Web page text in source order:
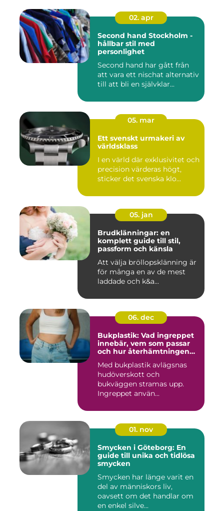
02. apr
Second hand Stockholm -
hållbar stil med
personlighet
Second hand har gått från
att vara ett nischat alternativ
till att bli en självklar...
05. mar
Ett svenskt urmakeri av
världsklass
I en värld där exklusivitet och
precision värderas högt,
sticker det svenska klo...
05. jan
Brudklänningar: en
komplett guide till stil,
passform och känsla
Att välja bröllopsklänning är
för många en av de mest
laddade och k&a...
06. dec
Bukplastik: Vad ingreppet
innebär, vem som passar
och hur återhämtningen
Med bukplastik avlägsnas
hudöverskott och
bukväggen stramas upp.
Ingreppet använ...
01. nov
Smycken i Göteborg: En
guide till unika och tidlösa
smycken
Smycken har länge varit en
del av människors liv,
oavsett om det handlar om
en enkel silve...